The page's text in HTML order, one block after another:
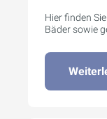
Hier finden
Bäder sowie